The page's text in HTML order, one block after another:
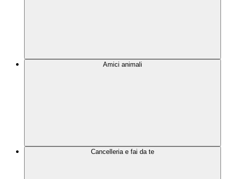
Amici animali
Cancelleria e fai da te